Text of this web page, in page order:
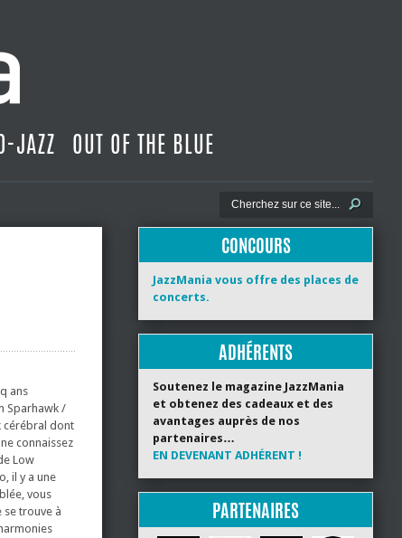
JAZZ OUT OF THE BLUE
ans
Sparhawk /
cérébral dont
connaissez
Low
il y a une
vous
se trouve à
CONCOURS
JazzMania vous offre des places de
concerts.
ADHÉRENTS
Soutenez le magazine JazzMania
et obtenez des cadeaux et des
avantages auprès de nos
partenaires…
EN DEVENANT ADHÉRENT !
PARTENAIRES